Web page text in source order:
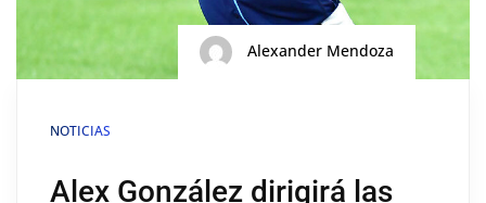
Alexander Mendoza
NOTICIAS
Alex González dirigirá las